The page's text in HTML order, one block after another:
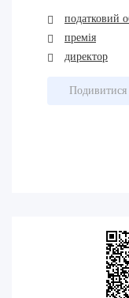
податковий
премія
директор
Подивитися